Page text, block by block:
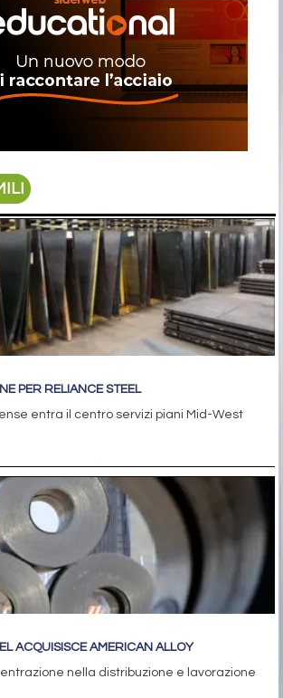
PER RELIANCE STEEL
entra il centro servizi piani Mid-West
ACQUISISCE AMERICAN ALLOY
nella distribuzione e lavorazione